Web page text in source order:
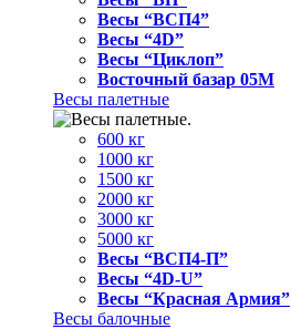
Весы “ВСП4”
Весы “4D”
Весы “Циклоп”
Восточный базар 05M
Весы палетные
600 кг
1000 кг
1500 кг
2000 кг
3000 кг
5000 кг
Весы “ВСП4-П”
Весы “4D-U”
Весы “Красная Армия”
Весы балочные